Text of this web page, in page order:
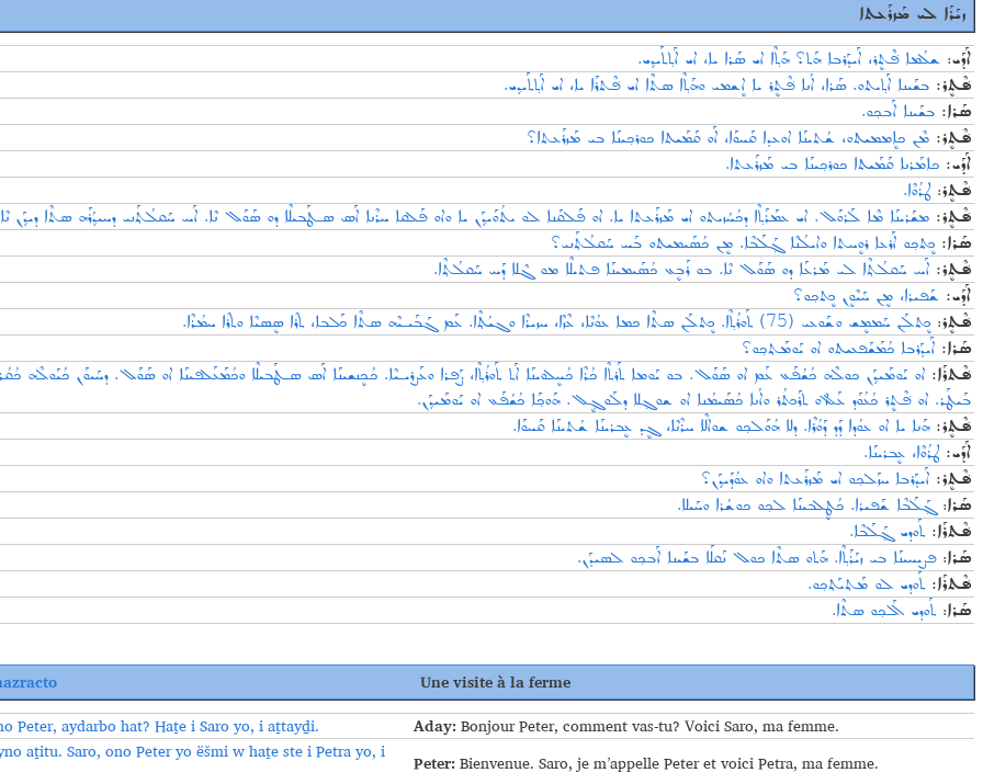
ܙܝܰܪܰܐ ܠܝ ܡܰܙܪܰܥܬܐ
ܐܰܕܰܝ:ܫܠܳܡܐ ܦ݁ܶܬܷܪ، ܐܰܝܕܰܪܒܐ ܗܰܬ؟ ܗܰܬ݂ܶܐ ܐܝ ܣܰܪܐ ܝܐ، ܐܝ ܐܰܬ݂ܬܰܝܕ݂ܝ.
ܦ݁ܶܬܷܪ:ܒܫܰܝܢܐ ܐܰܬ݂ܝܬܘ. ܣܰܪܐ، ܐܳܢܐ ܦ݁ܶܬܷܪ ܝܐ ܐܷܫܡܝ ܘܗܰܬ݂ܶܐ ܣܬܶܐ ܐܝ ܦ݁ܶܬܪܰܐ ܝܐ، ܐܝ ܐܰܬ݂ܬܰܝܕ݂ܝ.
ܣܰܪܐ:ܒܫܰܝܢܐ ܐܰܒܟ݂ܘ.
ܦ݁ܶܬܷܪ: ܡܶܢ ܟܐܷܡܡܝܬܘ، ܫܳܬܝܢܰܐ ܐܘܥܕܐ ܩܰܚܘܰܐ، ܐܰܘ ܩܰܡܰܝܬܐ ܟܘܪܟ݂ܝܢܰܐ ܒܝ ܡܰܙܪܰܥܬܐ؟
ܐܰܕܰܝ: ܟܐܡܰܪܢܐ ܩܰܡܰܝܬܐ ܟܘܪܟ݂ܝܢܰܐ ܒܝ ܡܰܙܪܰܥܬܐ.
ܦ݁ܶܬܷܪ:ܛܪܳܘܶܐ.
ܦ݁ܶܬܷܪ:ܡܫܰܪܝܢܰܐ ܡܶܐ ܠܰܪܘܰܠ. ܐܝ ܥܡܰܪܰܬ݂ܶܐ ܕܟܳܚܳܙܝܬܘ ܐܝ ܡܰܙܪܰܥܬܐ ܝܐ. ܐܘ ܦܰܠܩܰܢܐ ܠܘ ܝܬܳܘܰܝܕ݂ܰܢ ܝܐ ܘܐܘ ܦܰܠܩܐ ܚܪܶܢܐ ܐܰܣ ܣـܛܰܒܝܠܶܐ ܕܘ ܣܰܘܰܠ ܢܶܐ. ܐܰܚ ܚܰܩܠܳܬ݂ܰܢܝ ܕܚܝܕ݂ܳܪܰܗ ܣܬܶܐ ܕܝܕ݂ܰܢ
ܣܰܪܐ:ܟܷܬܟ݂ܘ ܐܰܪܥܐ ܪܘܷܚܬܐ ܘܐܝܠܳܢܶܐ ܓ݂ܰܠܰܒܶܐ. ܡܷܢ ܟܳܣܰܝܡܝܬܘ ܒܰܚ ܚܰܩܠܳܬ݂ܰܢܝ؟
ܦ݁ܶܬܷܪ:ܐܰܚ ܚܰܩܠܳܬ݂ܶܐ ܠܝ ܡܰܪܥܰܐ ܕܘ ܣܰܘܰܠ ܢܶܐ. ܒܘ ܪܰܒܷܥ ܟܳܣܰܝܡܝܢܰܐ ܦܬܝܠܶܐ ܡܘ ܓܶܠܐ ܕܰܚ ܚܰܩܠܳܬ݂ܶܐ.
ܐܰܕܰܝ: ܫܰܦܝܪܐ، ܡܷܢ ܚܰܝܶܘܷܢ ܟܷܬܟ݂ܘ؟
ܦ݁ܶܬܷܪ:ܟܷܬܠܰܢ ܚܰܡܡܷܫ ܘܫܰܘܥܝ (75) ܬܰܘܪܳܬ݂ܶܐ. ܟܷܬܠܰܢ ܣܬܶܐ ܟܡܐ ܥܘܳܢܶܐ، ܥܶܙܶܐ، ܚܙܝܪܶܐ ܘܓܝܳܬ݂ܶܐ. ܥܰܡ ܓܰܒܰܝـܝܶܗ ܣܬܶܐ ܟܰܠܒܐ، ܬܪܶܐ ܣܷܣܝܶܐ ܘܬܪܶܐ ܚܡܳܪܶܐ.
ܣܰܪܐ:ܐܰܝܕܰܪܒܐ ܟܳܡܰܫܰܦܥܝܬܘ ܐܘ ܝܰܘܡܰܬ݂ܟ݂ܘ؟
ܦ݁ܶܬܪܰܐ:ܐܘ ܝܰܘܡܰܝܕ݂ܰܢ ܟܘܠܶܗ ܟܳܫܳܦܰܥ ܥܰܡ ܐܘ ܣܰܘܰܠ. ܒܘ ܝܰܘܡܐ ܬܰܪܬܶܐ ܟܳܪܶܐ ܟܳܚܷܠܘܝܢܰܐ ܐܰܬ ܬܰܘܪܳܬ݂ܶܐ، ܨܰܦܪܐ ܘܥܰܨܪܝـܝܶܐ. ܟܳܟܷܢܫܝܢܰܐ ܐܰܣ ܣـܛܰܒܝܠܶܐ ܘܟܳܡܰܥܰܠܦܝܢܰܐ ܐܘ ܣܰܘܰܠ. ܕܚܰܝܘܰܢ ܟܳܝܰܘܠܶܗ
ܒܰܝܛܰܪ. ܐܘ ܦ݁ܶܬܷܪ ܟܳܥܳܘܰܕ ܥܰܠ ܐܘ ܬܪܰܟܬܳܪ ܘܐܳܢܐ ܟܳܣܰܝܡܳܢܐ ܐܘ ܫܘܓ݂ܠܐ ܕܠܰܘܓ݂ܷܠ. ܗܰܘܟ݂ܰܐ ܟܳܫܳܦܰܥ ܐܘ ܝܰܘܡܰܝܕ݂ܰܢ.
ܦ݁ܶܬܷܪ: ܗܰܢܐ ܝܐ ܐܘ ܥܘܳܕܐ ܕܰܕ ܕܰܘܳܪܶܐ. ܕܠܐ ܗܳܘܰܠܟ݂ܘ ܫܘܐܠܶܐ ܚܪܶܢܶܐ، ܓܷܕ ܥܷܒܪܝܢܰܐ ܫܳܬܝܢܰܐ ܩܰܚܘܰܐ.
ܐܰܕܰܝ:ܛܪܳܘܶܐ، ܥܷܒܪܝܢܰܐ.
ܦ݁ܶܬܷܪ:ܐܰܝܕܰܪܒܐ ܚܙܰܠܟ݂ܘ ܐܝ ܡܰܙܪܰܥܬܐ ܘܐܘ ܥܘܳܕܰܝܕ݂ܰܢ؟
ܣܰܪܐ: ܓ݂ܰܠܰܒܶܐ ܫܰܦܝܪܐ. ܟܳܛܷܠܒܝܢܰܐ ܠܟ݂ܘ ܟܘܫܳܪܐ ܘܚܰܝܠܐ.
ܦ݁ܶܬܪܰܐ:ܬܰܘܕܝ ܓ݂ܰܠܰܒܶܐ.
ܣܰܪܐ:ܦܨܝܚܝܢܰܐ ܒܝ ܙܝܰܪܰܬ݂ܶܐ. ܗܰܬܘ ܣܬܶܐ ܟܘܠ ܢܰܩܠܰܐ ܒܫܰܝܢܐ ܐܰܒܟ݂ܘ ܠܣܝܕܰܢ.
ܦ݁ܶܬܪܰܐ:ܬܰܘܕܝ ܠܘ ܡܰܬ݂ܝܰܬ݂ܟ݂ܘ.
ܣܰܪܐ:ܬܰܘܕܝ ܐܰܠܟ݂ܘ ܣܬܶܐ.
Une visite à la ferme
Peter, aydarbo hat? Haṯe i Saro yo, i aṯtayḏi. Aday:Bonjour Peter, comment vas-tu? Voici Saro, ma femme.
aṯitu. Saro, ono Peter yo ëšmi w haṯe ste i Petra yo, i
Peter:Bienvenue. Saro, je m’appelle Peter et voici Petra, ma femme.